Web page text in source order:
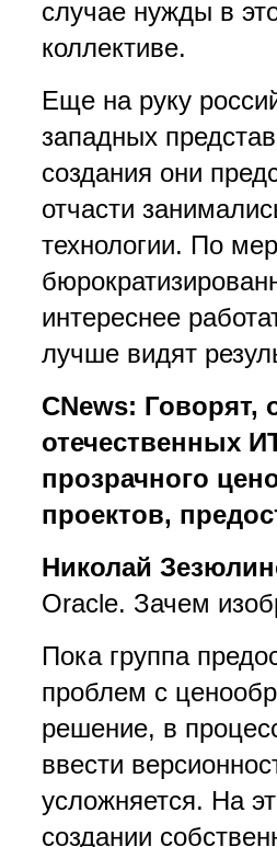
случае нужды в
коллективе.
Еще на руку
западных
создания они
отчасти
технологии. По
интереснее
лучше видят
CNews: Говорят,
отечественных
прозрачного
проектов,
Николай
Oracle. Зачем
Пока группа
проблем с
решение, в
ввести
усложняется. На
создании